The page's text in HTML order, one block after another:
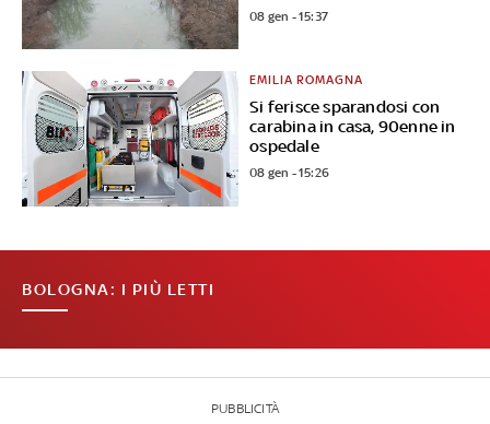
08 gen - 15:37
Si ferisce sparandosi con
carabina in casa, 90enne in
ospedale
EMILIA ROMAGNA
08 gen - 15:26
BOLOGNA: I PIÙ LETTI
PUBBLICITÀ